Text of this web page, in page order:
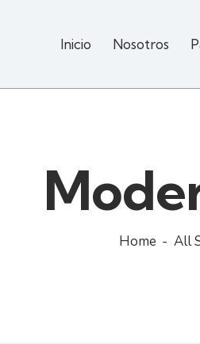
Inicio Nosotros
Home All